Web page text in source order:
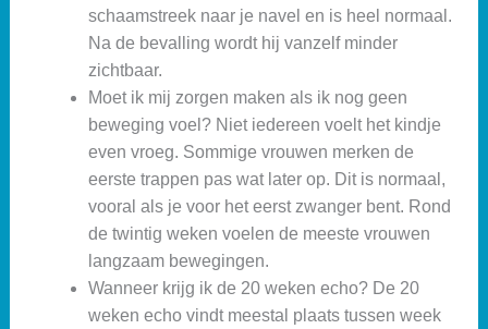
schaamstreek naar je navel en is heel normaal.
Na de bevalling wordt hij vanzelf minder
zichtbaar.
Moet ik mij zorgen maken als ik nog geen
beweging voel? Niet iedereen voelt het kindje
even vroeg. Sommige vrouwen merken de
eerste trappen pas wat later op. Dit is normaal,
vooral als je voor het eerst zwanger bent. Rond
de twintig weken voelen de meeste vrouwen
langzaam bewegingen.
Wanneer krijg ik de 20 weken echo? De 20
weken echo vindt meestal plaats tussen week